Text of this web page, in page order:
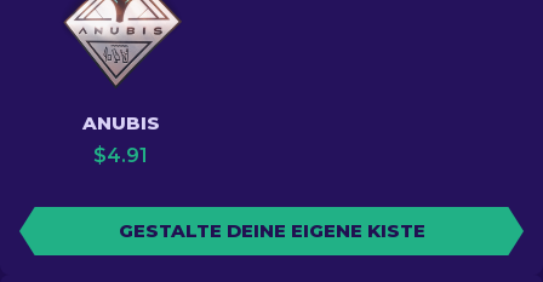
ANUBIS
$4.91
GESTALTE DEINE EIGENE KISTE